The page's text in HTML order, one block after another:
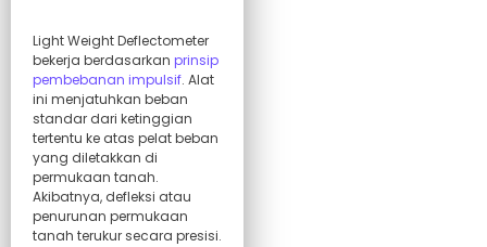
Light Weight Deflectometer
bekerja berdasarkan prinsip
pembebanan impulsif. Alat
ini menjatuhkan beban
standar dari ketinggian
tertentu ke atas pelat beban
yang diletakkan di
permukaan tanah.
Akibatnya, defleksi atau
penurunan permukaan
tanah terukur secara presisi.